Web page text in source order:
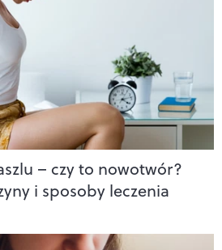
– czy to nowotwór?
i sposoby leczenia